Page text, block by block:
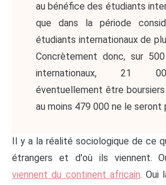
au bénéfice des étudiants
que dans la période
étudiants internationaux de
Concrètement donc, sur
internationaux, 21
éventuellement être boursiers
au moins 479 000 ne le seront
Il y a la réalité sociologique de ce
étrangers et d'où ils viennent.
viennent du continent africain. Oui